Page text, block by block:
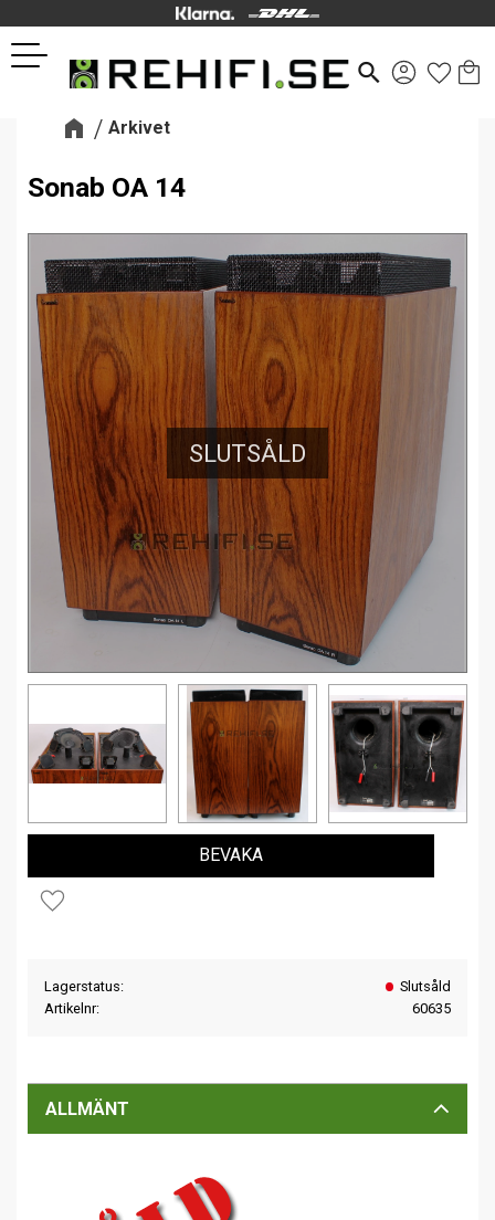
Meny
search
Arkivet
Sonab OA 14
SLUTSÅLD
Lägg till i favoriter
BEVAKA
Lagerstatus
Slutsåld
Artikelnr
60635
ALLMÄNT